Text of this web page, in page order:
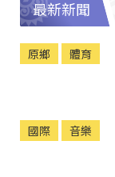
最新新聞
原鄉 體育
國際 音樂